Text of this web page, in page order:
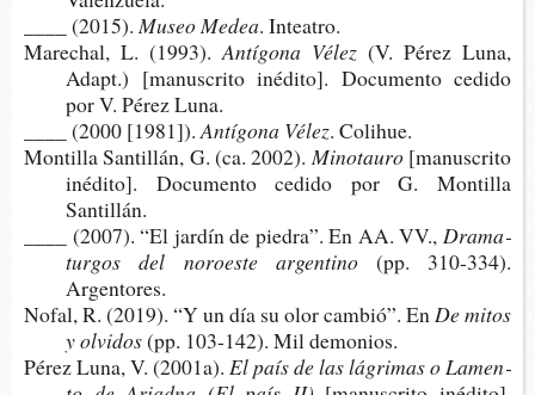
____ (2015).Museo Medea. Inteatro.
Mare­chal, L. (1993).Antí­go­na Vélez (V. Pérez Luna,
Adapt.) [manus­cri­to iné­di­to]. Docu­men­to cedi­do
por V. Pérez Luna.
____ (2000 [1981]).Antí­go­na Vélez. Colihue.
Mon­ti­lla San­ti­llán, G. (ca. 2002).Minotauro[manus­cri­to
iné­di­to]. Docu­men­to cedi­do por G. Mon­ti­lla
Santillán.
____ (2007). “El jar­dín de pie­dra”. En AA. VV., Dra­ma­
tur­gos del noroes­te argentino (pp. 310-​334).
Argentores.
Nofal, R. (2019). “Y un día su olor cam­bió”. EnDe mitos
y olvidos(pp. 103-​142). Mil demonios.
Pérez Luna, V. (2001a). El país de las lágri­mas o Lamen­